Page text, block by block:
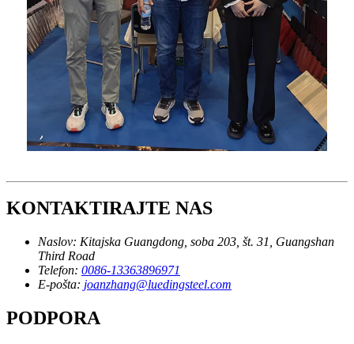
KONTAKTIRAJTE NAS
Naslov: Kitajska Guangdong, soba 203, št. 31, Guangshan
Third Road
Telefon: 0086-13363896971
E-pošta: joanzhang@luedingsteel.com
PODPORA